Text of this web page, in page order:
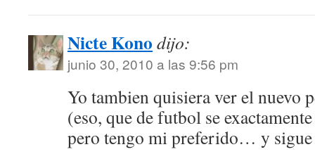
Nicte Kono dijo:
junio 30, 2010 a las 9:56 pm
Yo tambien quisiera ver el nuevo
(eso, que de futbol se
pero tengo mi preferido… y sigue